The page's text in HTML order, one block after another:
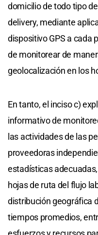
domicilio de todo tipo
delivery, mediante
dispositivo GPS a cada
de monitorear de
geolocalización en los
En tanto, el inciso c)
informativo de
las actividades de las
proveedoras
estadísticas
hojas de ruta del flujo
distribución geográfica
tiempos promedios,